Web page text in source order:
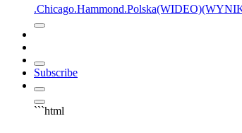
.Chicago.Hammond.Polska(WIDEO)
Subscribe
```html